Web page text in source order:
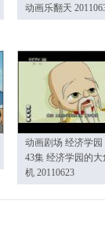
动画乐翻天
动画剧场 经济学园
43集 经济学园的大
机 20110623